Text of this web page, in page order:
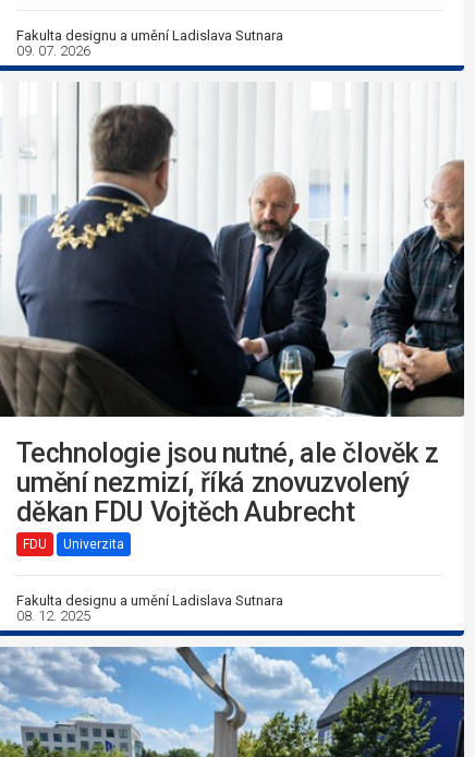
Fakulta designu a umění Ladislava Sutnara
09. 07. 2026
Technologie jsou nutné, ale člověk z
umění nezmizí, říká znovuzvolený
děkan FDU Vojtěch Aubrecht
FDU Univerzita
Fakulta designu a umění Ladislava Sutnara
08. 12. 2025